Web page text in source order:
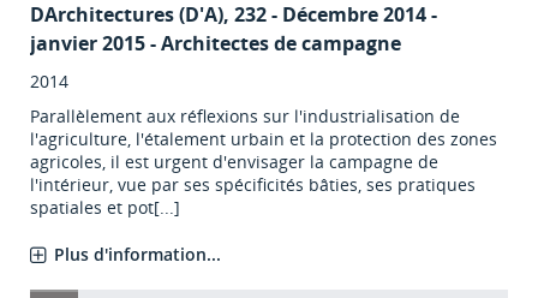
DArchitectures (D'A), 232 - Décembre 2014 -
janvier 2015 - Architectes de campagne
2014
Parallèlement aux réflexions sur l'industrialisation de
l'agriculture, l'étalement urbain et la protection des zones
agricoles, il est urgent d'envisager la campagne de
l'intérieur, vue par ses spécificités bâties, ses pratiques
spatiales et pot[...]
Plus d'information...